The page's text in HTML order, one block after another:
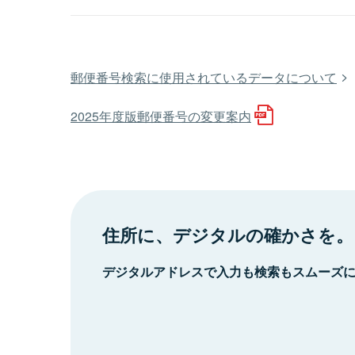
郵便番号検索に使用されているデータについて
2025年度版郵便番号の変更案内
住所に、デジタルの確かさを。
デジタルアドレスで入力も検索もスムーズ